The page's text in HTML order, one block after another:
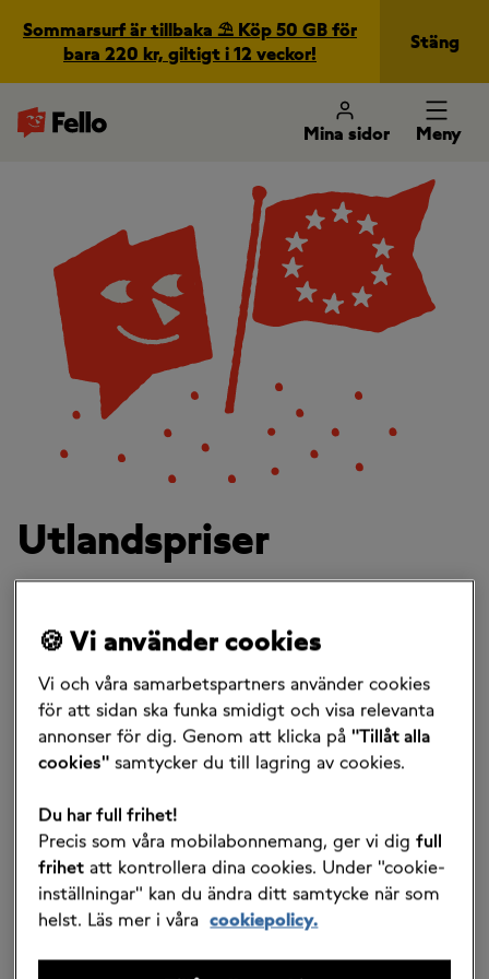
Sommarsurf är tillbaka ⛱️ Köp 50 GB för
bara 220 kr, giltigt i 12 veckor!
Stäng
Mina sidor Meny
Utlandspriser
Alla Fellos abonnemang har fri roaming inom EU/EES
och data roaming upp till 50 GB/månad. Det betyder
att du kan använda abonnemanget inom EU/EES precis
som hemma när du ringer och skickar meddelanden.
Du kan dessutom surfa som vanligt med den
datamängd om ingår i ditt abonnemang, som mest
upp till 50 GB/mån​
Fri roaming inom
EU/EES
Billiga priser till utlandet
Surfpaket i utlandet
Slipp oväntade
🍪 Vi använder cookies
Vi och våra samarbetspartners använder cookies
för att sidan ska funka smidigt och visa relevanta
annonser för dig. Genom att klicka på "Tillåt alla
cookies" samtycker du till lagring av cookies.
Du har full frihet!
Precis som våra mobilabonnemang, ger vi digfull
frihet att kontrollera dina cookies. Under "cookie-
inställningar" kan du ändra ditt samtycke när som
helst. Läs mer i våra cookiepolicy.